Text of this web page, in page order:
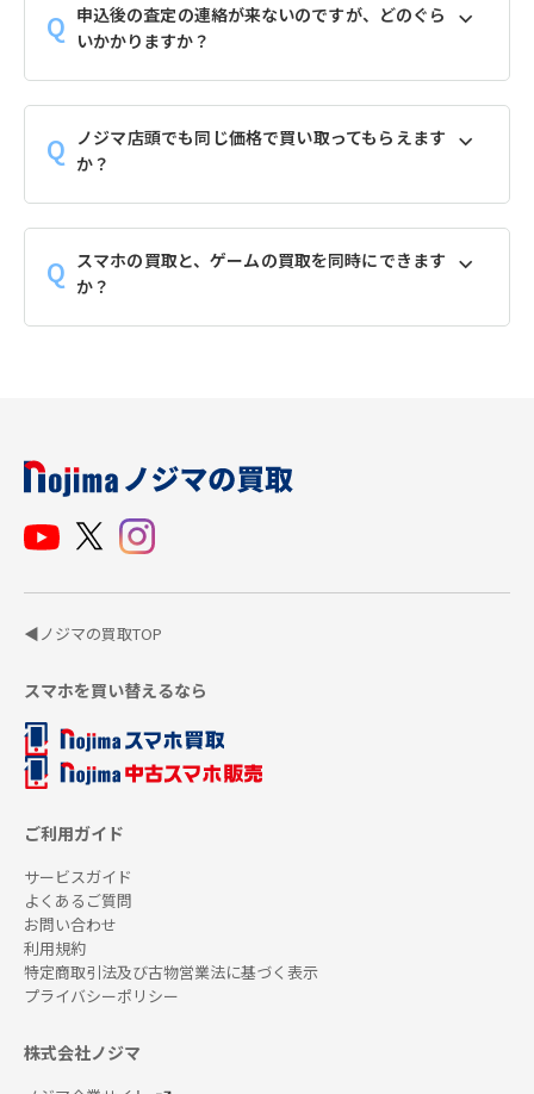
申込後の査定の連絡が来ないのですが、どのぐら
いかかりますか？
ノジマ店頭でも同じ価格で買い取ってもらえます
か？
スマホの買取と、ゲームの買取を同時にできます
か？
◀ノジマの買取TOP
スマホを買い替えるなら
ご利用ガイド
サービスガイド
よくあるご質問
お問い合わせ
利用規約
特定商取引法及び古物営業法に基づく表示
プライバシーポリシー
株式会社ノジマ